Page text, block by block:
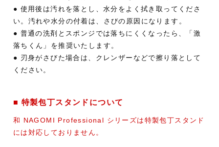
● 使用後は汚れを落とし、水分をよく拭き取ってくださ
い。汚れや水分の付着は、さびの原因になります。
● 普通の洗剤とスポンジでは落ちにくくなったら、「激
落ちくん」を推奨いたします。
● 刃身がさびた場合は、クレンザーなどで擦り落として
ください。
■ 特製包丁スタンドについて
和 NAGOMI Professional シリーズは特製包丁スタンド
には対応しておりません。